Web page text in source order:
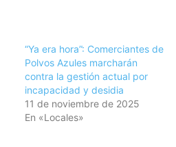
“Ya era hora”: Comerciantes de
Polvos Azules marcharán
contra la gestión actual por
incapacidad y desidia
11 de noviembre de 2025
En «Locales»